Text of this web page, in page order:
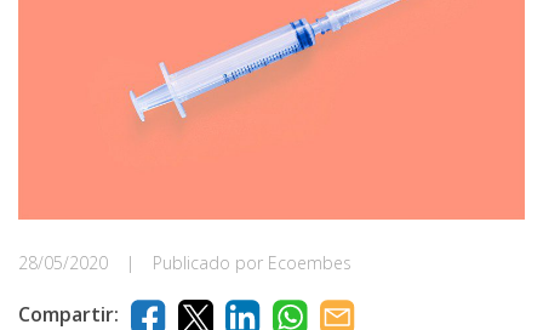
28/05/2020 | Publicado por Ecoembes
Compartir: